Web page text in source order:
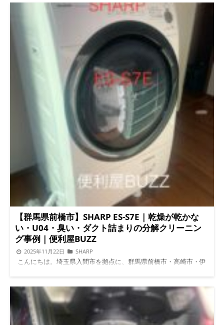
壁が傷つきそう という状況でした。 結果、引越し業者さんから
「今日は設置できません」と判断され、 引越し当日に連絡をい
ただくことになりました。 SHARP ES-S7Eで起きやすいポイント
今回の洗濯機は、SHARPのES-S7E。 一見コンパクトに見えます
が、 奥行きがしっかりある 角がしっかりしている という特徴が
あります。 そのため、 「あと少しがどうしても足りない」 とい
う状況になりやすい機種でもあります。 分解して搬入するとい
う判断 結論として、今回は分解して搬入する方法を選択しまし
た。 大切なのは、 無理に押し込まない 建物や本体を傷つけない
安全に使える状態へ戻す 引越し当日で時間が限られていても、
落ち着いて判断すれば解決できるケースは多いです。 引越し業
者さんでは対応できない理由 「引越し屋さんじゃダメなの？」
と聞かれることがあります。 理由はとてもシンプルです。 分解
作業は対応外 破損リスクを負えない 機種ごとの構造を触れない
そのため、設置できない場合は作業終了になることがほとんどで
す。 無理やり入れるとどうなる？ ここははっきり言います。 無
理やり入れるのはおすすめできません。 外装のへこみ 内部のズ
レ 後日の水漏れや異音 その日は動いても、 数日後・数週間後に
不具合が出るケースは少なくありません。 幸手市・近隣エリア
でも多い引越しトラブル 同じような相談は、 久喜市 杉戸町 宮代
町 加須市 など、周辺地域でもよくあります。 特に、 築年数があ
る物件 × ドラム式洗濯機は注意が必要です。 引越し前にチェッ
クしておきたいポイント 洗濯機置き場の入口幅 ドアの開き方 曲
がり角の有無 防水パンのサイズ 「置き場」だけでなく、 そこま
での通り道を見ることが大切です。 よくある質問（Q&A） Q. 引
越し当日でも対応できますか？ A. 状況によっては対応できるケ
ースもあります。 Q. 無理に入れるとすぐ壊れますか？ A. すぐ壊
れなくても、後から不具合が出ることがあります。 Q. ドラム式
くなります。 洗濯機が入らないと、 一気に不安になるのも無理
はありません。 でも実際は、 無理をしなければ解決できるケー
スがほとんどです。 引越しは新しい生活のスタート。 余計なト
ラブルで疲れないよう、 落ち着いた判断を大切にしてくださ
や原因を深掘りした「内部リンク用の技術解説ページ」です。
特にこのシリーズは、乾燥が乾かない・時間が長い・U04が出
る・臭いがする…というお問い合わせが非常に多い機種です。 ま
ず知っておきたい「U04とは？」 U04は、乾燥機能の空気の通り
道（乾燥ダクト）が詰まった時に出るエラーです。 乾燥は、温
かい空気をドラムへ送り、湿気をダクトから逃がす仕組みです
が、その出口が塞がれると湿気が循環できなくなります。 その
結果… 乾燥が弱い 乾燥時間が長い 最後まで乾かない 臭いがする
途中でU04停止する このエラーはフィルター掃除では直らず、本
体内部の詰まりが原因です。 ES-S7シリーズが乾燥不良を起こし
やすい理由 このシリーズは構造的にダクトが細く、埃と湿気が
固まりやすい特徴があります。 乾燥ダクトの形状が細い ES-S7シ
リーズは省スペースの人気機種ですが、そのぶん乾燥ダクトが細
く、少しの埃で空気の流れが悪くなります。 湿気と埃が固まり
やすい 乾燥時の湿気と細かい繊維が混ざり、粘土のような塊に
なり、次第に石のように固くなっていきます。 乾燥を使ってい
なくても詰まる 「乾燥は使っていません」というお客様でも、
内部は湿気が循環しているため埃が溜まります。 U04が出る具体
的な仕組み（空気の流れと詰まり） U04の本質は “温風の流れが
止まること” です。 温風が送れない ダクトが詰まると、温風がド
ラムへ入らず乾燥できません。 湿気が逃げない 湿気を逃がす出
口が塞がれているため、ドラム内部にずっと湿気が残ります。
センサーが過熱を検知して停止 熱がこもると、本体が危険と判
断し、U04を出して止まります。 乾燥が弱い・臭いが出る・時間
が長いのはダクト詰まりが原因 ES-S7シリーズの相談内容のほと
んどが以下の症状です。 乾燥が終わらない タオルが湿っている
生乾き臭がする 乾燥時間が2倍以上かかる 本体が熱い これらは
全て、ダクト内部の空気詰まりが原因です。 ダクト内部に詰ま
間が経つとカチカチに固まり、空気を完全に塞ぐようになりま
す。 フィルター掃除だけでは取れない理由 フィルター部分はあ
くまで入口であり、問題の場所は本体の深部のダクトなので、掃
除機・ブラシなどでは届きません。 自分で直せるのか？（結
【群馬県前橋市】SHARP ES-S7E｜乾燥が乾かな
い・U04・臭い・ダクト詰まりの分解クリーニン
グ事例｜便利屋BUZZ
2025年11月22日 SHARP
こんにちは。埼玉県入間市を拠点に、群馬県前橋市・高崎市・伊
ぜ？まずは原因からお話します 「乾燥が乾かないから、もう2年
くらい乾燥を使っていません…」 今回ご相談いただいたお客様
も、まさにこの状況でした。 実は乾燥機能を長期間使わないと
内部に湿気が溜まりやすく、カビや埃が固まりやすいんです。